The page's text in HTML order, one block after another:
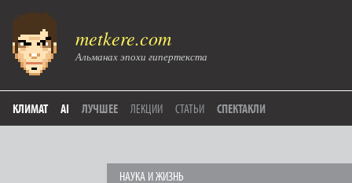
metkere.com
Альманах эпохи гипертекста
КЛИМАТ AI ЛУЧШЕЕ ЛЕКЦИИ СТАТЬИ СПЕКТАКЛИ
НАУКА И ЖИЗНЬ